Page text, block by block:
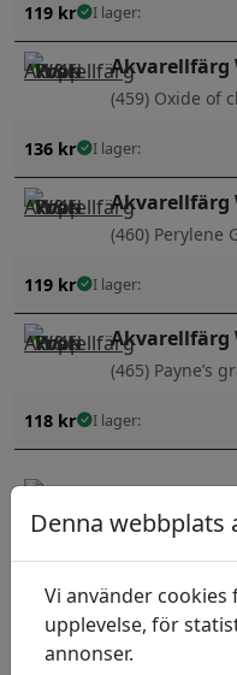
119 kr I lager:
Akvarellfärg
(459) Oxide of
136 kr I lager:
Akvarellfärg
(460) Perylene
119 kr I lager:
Akvarellfärg
(465) Payne’s
118 kr I lager:
Akvarellfärg
(386) Mars
Akvarellfärg
(422) Naples
Denna webbplats
Vi använder
upplevelse, för
annonser.